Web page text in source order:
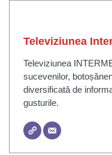
Televiziunea
Televiziunea
sucevenilor,
diversificată de
gusturile.